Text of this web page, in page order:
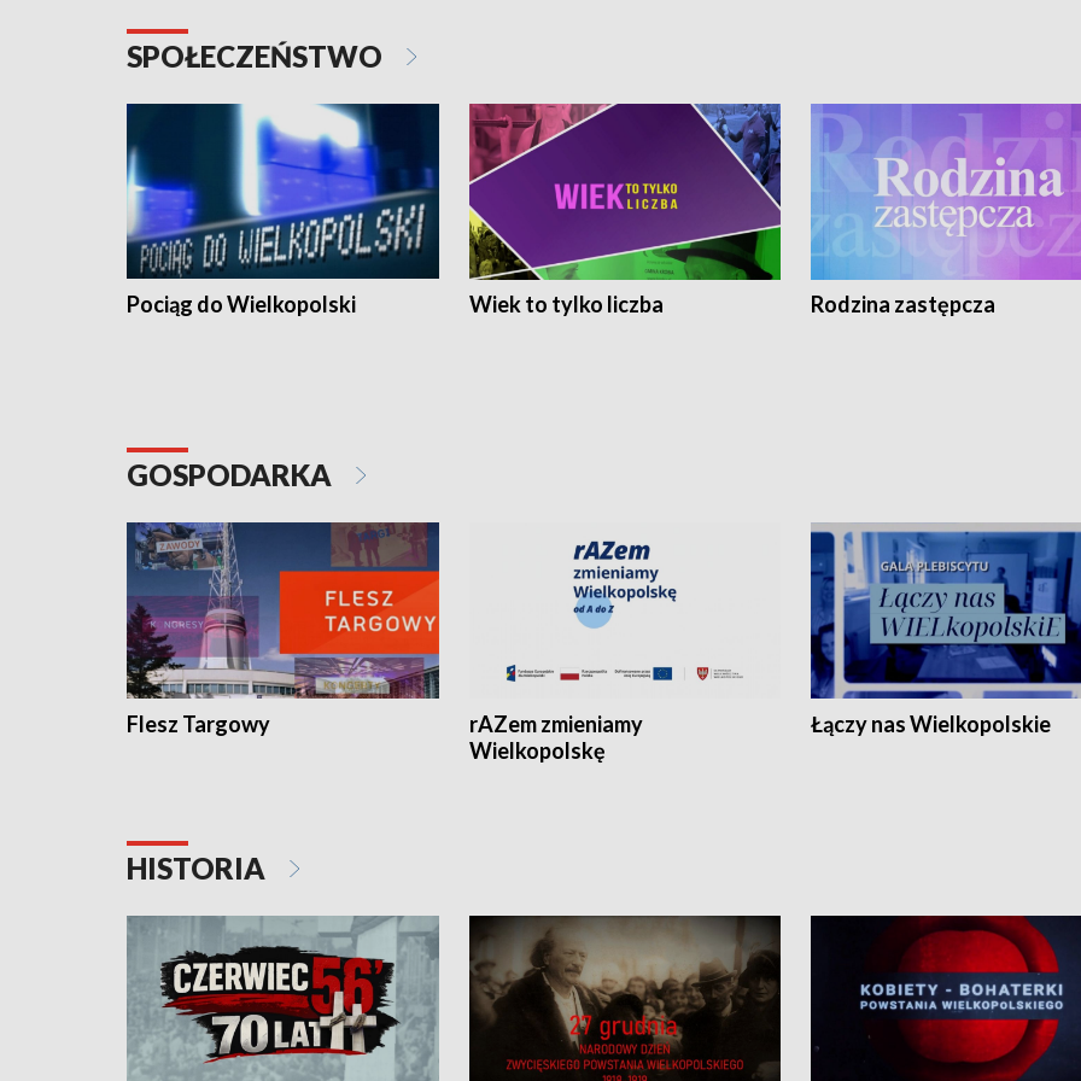
SPOŁECZEŃSTWO
Pociąg do Wielkopolski Wiek to tylko liczba Rodzina zastępcza
GOSPODARKA
Flesz Targowy
rAZem zmieniamy
Wielkopolskę
Łączy nas Wielkopolskie
HISTORIA